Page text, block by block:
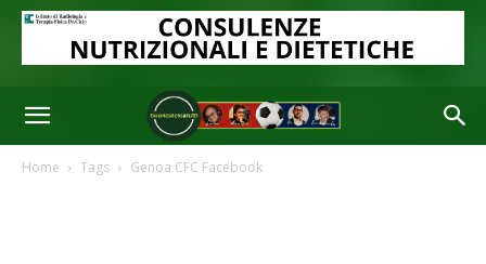
Home Tags Genoa CFC Facebook